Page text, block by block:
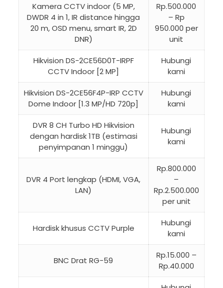
Kamera CCTV indoor (5 MP,
DWDR 4 in 1, IR distance hingga
20 m, OSD menu, smart IR, 2D
DNR)
Rp.500.000
– Rp
950.000 per
unit
Hikvision DS-2CE56D0T-IRPF
CCTV Indoor [2 MP]
Hubungi
kami
Hikvision DS-2CE56F4P-IRP CCTV
Dome Indoor [1.3 MP/HD 720p]
Hubungi
kami
DVR 8 CH Turbo HD Hikvision
dengan hardisk 1TB (estimasi
penyimpanan 1 minggu)
Hubungi
kami
DVR 4 Port lengkap (HDMI, VGA,
LAN)
Rp.800.000
–
Rp.2.500.000
per unit
Hardisk khusus CCTV Purple
Hubungi
kami
BNC Drat RG-59
Rp.15.000 –
Rp.40.000